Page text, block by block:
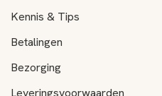
Kennis & Tips
Betalingen
Bezorging
Leveringsvoorwaarden